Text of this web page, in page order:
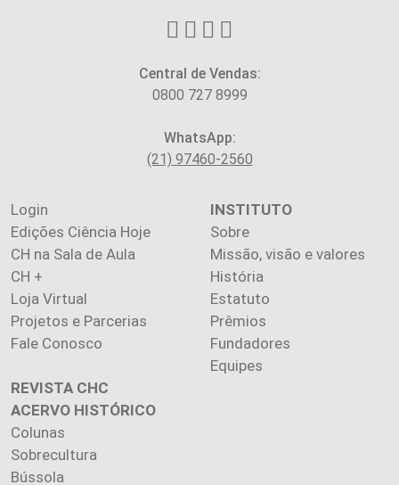
Central de Vendas:
0800 727 8999
WhatsApp:
(21) 97460-2560
Login
Edições Ciência Hoje
CH na Sala de Aula
CH +
Loja Virtual
Projetos e Parcerias
Fale Conosco
INSTITUTO
Sobre
Missão, visão e valores
História
Estatuto
Prêmios
Fundadores
Equipes
REVISTA CHC
ACERVO HISTÓRICO
Colunas
Sobrecultura
Bússola